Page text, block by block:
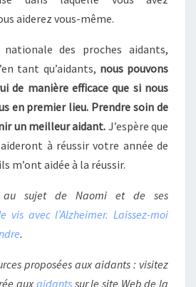
aiderez vous-même.
des proches aidants,
tant qu’aidants, nous pouvons
de manière efficace que si nous
en premier lieu. Prendre soin de
un meilleur aidant. J’espère que
à réussir votre année de
m’ont aidée à la réussir.
au sujet de Naomi et de ses
vis avec l’Alzheimer. Laissez-moi
.
proposées aux aidants : visitez
auxaidantssur le site Web de la